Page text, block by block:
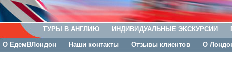
ТУРЫ В АНГЛИЮ ИНДИВИДУАЛЬНЫЕ ЭКСКУРСИИ
О ЕдемВЛондон Наши контакты Отзывы клиентов О